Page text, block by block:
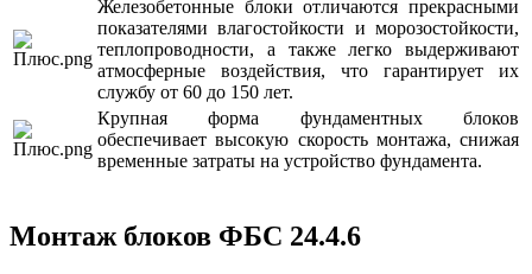
Железобетонные блоки отличаются прекрасными
показателями влагостойкости и морозостойкости,
теплопроводности, а также легко выдерживают
атмосферные воздействия, что гарантирует их
службу от 60 до 150 лет.
Крупная форма фундаментных блоков
обеспечивает высокую скорость монтажа, снижая
временные затраты на устройство фундамента.
Монтаж блоков ФБС 24.4.6